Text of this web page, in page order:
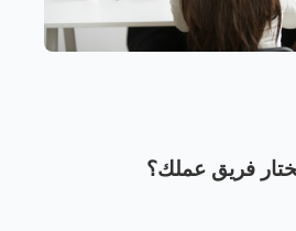
فريق عملك؟